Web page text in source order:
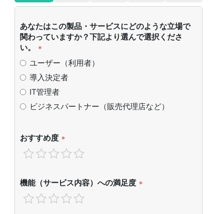
あなたはこの製品・サービスにどのような立場で
関わっていますか？下記より選んで選択くださ
い。
*
ユーザー（利用者）
導入決定者
IT管理者
ビジネスパートナー（販売代理店など）
おすすめ度 *
機能（サービス内容）への満足度 *